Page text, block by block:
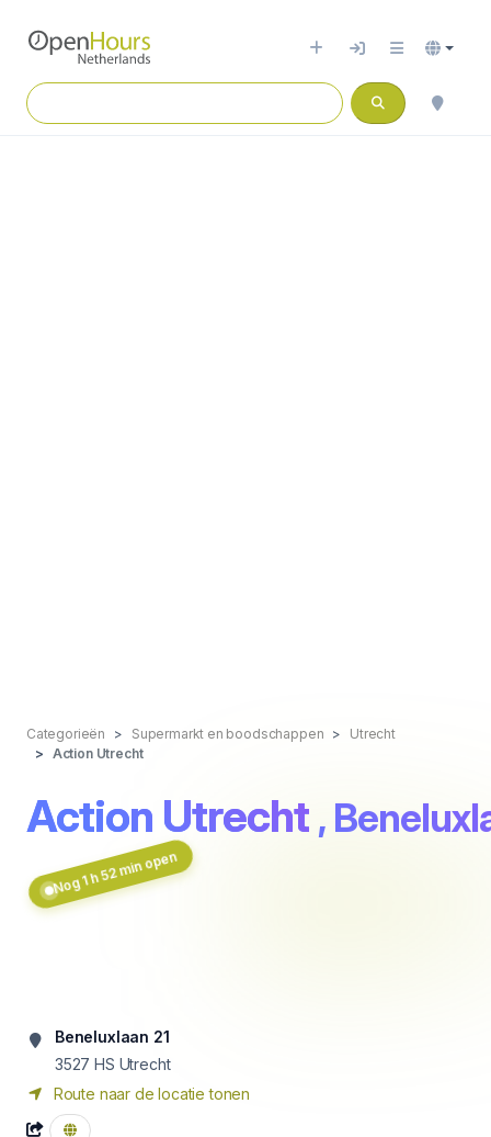
Categorieën Supermarkt en boodschappen
Utrecht
Action Utrecht
Action Utrecht ,
Nog 1 h 52 min open
Beneluxlaan 21
3527 HS Utrecht
Route naar de locatie tonen